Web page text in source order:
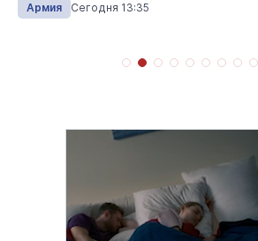
Армия Сегодня 13:35